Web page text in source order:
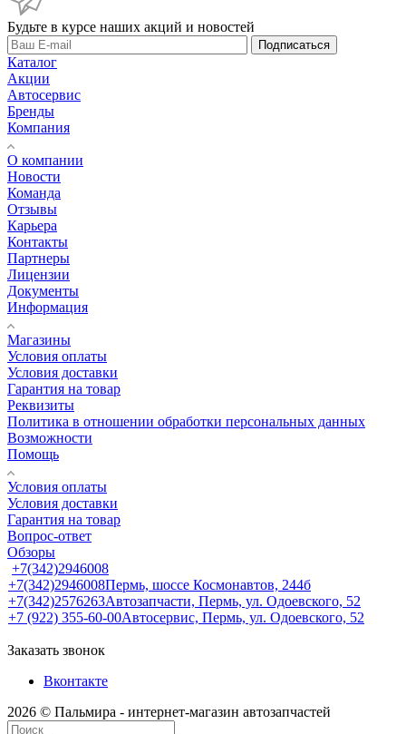
Будьте в курсе наших акций и новостей
Подписаться
Каталог
Акции
Автосервис
Бренды
Компания
О компании
Новости
Команда
Отзывы
Карьера
Контакты
Партнеры
Лицензии
Документы
Информация
Магазины
Условия оплаты
Условия доставки
Гарантия на товар
Реквизиты
Политика в отношении обработки персональных данных
Возможности
Помощь
Условия оплаты
Условия доставки
Гарантия на товар
Вопрос-ответ
Обзоры
+7(342)2946008
+7(342)2946008Пермь, шоссе Космонавтов, 244б
+7(342)2576263Автозапчасти, Пермь, ул. Одоевского, 52
+7 (922) 355-60-00Автосервис, Пермь, ул. Одоевского, 52
Заказать звонок
Вконтакте
2026 © Пальмира - интернет-магазин автозапчастей